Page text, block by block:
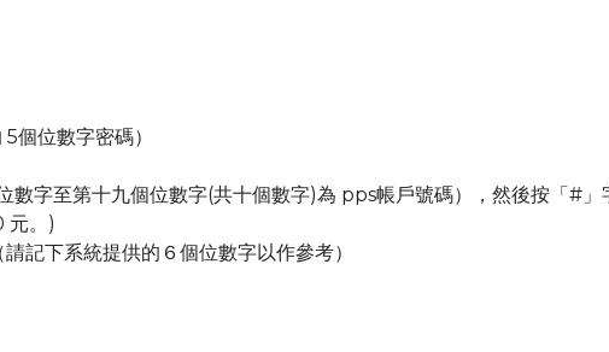
個位數字密碼）
字至第十九個位數字(共十個數字)為 pps帳戶號碼），然後按「#」
元。)
記下系統提供的６個位數字以作參考）